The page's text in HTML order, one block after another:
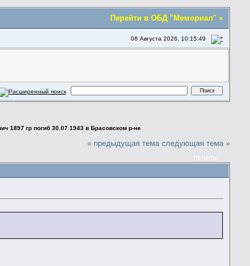
Перейти в ОБД "Мемориал" »
08 Августа 2026, 10:15:49
1897 гр погиб 30.07.1943 в Брасовском р-не
« предыдущая тема следующая тема »
ПЕЧАТЬ